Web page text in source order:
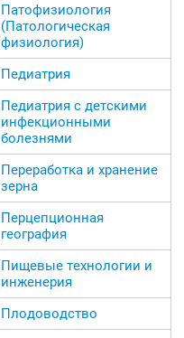
Патофизиология
(Патологическая
физиология)
Педиатрия
Педиатрия с детскими
инфекционными
болезнями
Переработка и хранение
зерна
Перцепционная
география
Пищевые технологии и
инженерия
Плодоводство